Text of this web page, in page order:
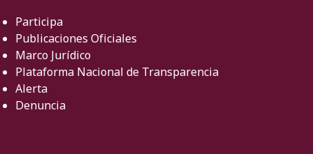
Participa
Publicaciones Oficiales
Marco Jurídico
Plataforma Nacional de Transparencia
Alerta
Denuncia